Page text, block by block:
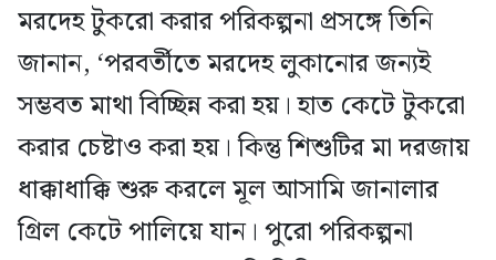
মরদেহ টুকরো করার পরিকল্পনা প্রসঙ্গে তিনি
জানান, ‘পরবর্তীতে মরদেহ লুকানোর জন্যই
সম্ভবত মাথা বিচ্ছিন্ন করা হয়। হাত কেটে টুকরো
করার চেষ্টাও করা হয়। কিন্তু শিশুটির মা দরজায়
ধাক্কাধাক্কি শুরু করলে মূল আসামি জানালার
গ্রিল কেটে পালিয়ে যান। পুরো পরিকল্পনা